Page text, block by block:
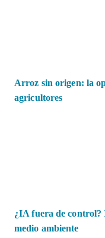
Arroz sin origen: la
agricultores
¿IA fuera de control?
medio ambiente